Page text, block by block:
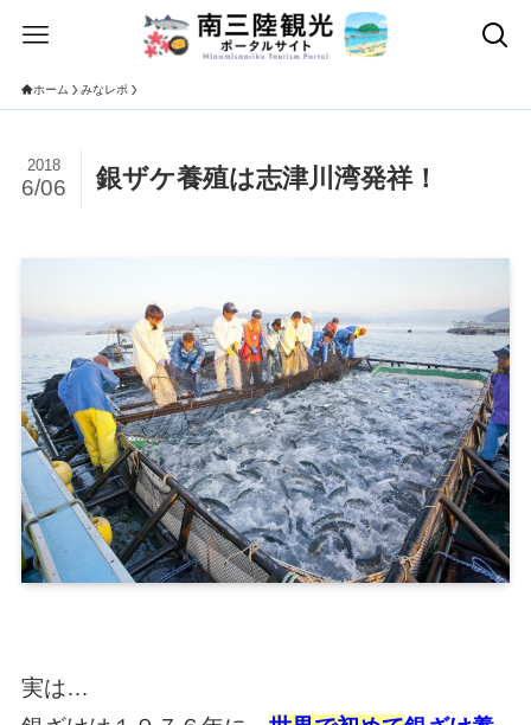
ホーム みなレポ
銀ザケ養殖は志津川湾発祥！
2018
6/06
実は…